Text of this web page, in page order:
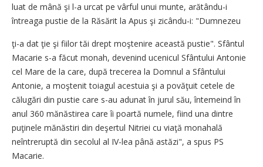
luat de mână şi l-a urcat pe vârful unui munte, arătându-i
întreaga pustie de la Răsărit la Apus şi zicându-i: "Dumnezeu
ţi-a dat ţie şi fiilor tăi drept moştenire această pustie". Sfântul
Macarie s-a făcut monah, devenind ucenicul Sfântului Antonie
cel Mare de la care, după trecerea la Domnul a Sfântului
Antonie, a moştenit toiagul acestuia şi a povăţuit cetele de
călugări din pustie care s-au adunat în jurul său, întemeind în
anul 360 mănăstirea care îi poartă numele, fiind una dintre
puţinele mănăstiri din deşertul Nitriei cu viaţă monahală
neîntreruptă din secolul al IV-lea până astăzi", a spus PS
Macarie.